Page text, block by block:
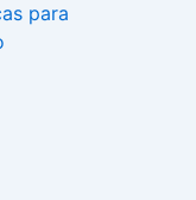
para